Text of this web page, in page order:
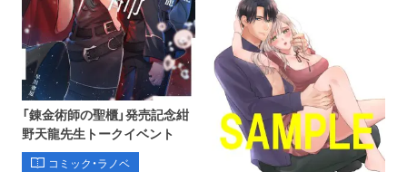
「錬金術師の聖櫃」発売記念紺
野天龍先生トークイベント
コミック・ラノベ